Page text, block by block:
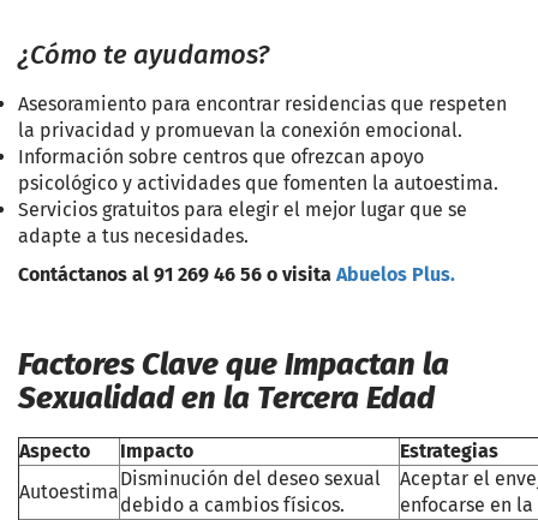
¿Cómo te ayudamos?
Asesoramiento para encontrar residencias que respeten
la privacidad y promuevan la conexión emocional.
Información sobre centros que ofrezcan apoyo
psicológico y actividades que fomenten la autoestima.
Servicios gratuitos para elegir el mejor lugar que se
adapte a tus necesidades.
Contáctanos al 91 269 46 56 o visita Abuelos Plus.
Factores Clave que Impactan la
Sexualidad en la Tercera Edad
Aspecto Impacto
Estrategias
Autoestima
Disminución del deseo sexual
debido a cambios físicos.
Aceptar el
enfocarse en